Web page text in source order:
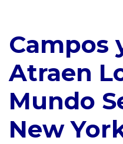
Campos
Atraen
Mundo
New